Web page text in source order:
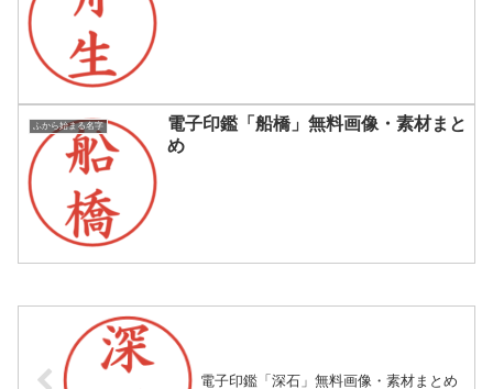
ふから始まる名字
電子印鑑「船橋」無料画像・素材まと
め
電子印鑑「深石」無料画像・素材まとめ